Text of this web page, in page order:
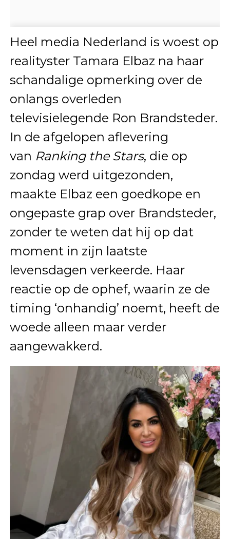
Heel media Nederland is woest op
realityster Tamara Elbaz na haar
schandalige opmerking over de
onlangs overleden
televisielegende Ron Brandsteder.
In de afgelopen aflevering
van Ranking the Stars, die op
zondag werd uitgezonden,
maakte Elbaz een goedkope en
ongepaste grap over Brandsteder,
zonder te weten dat hij op dat
moment in zijn laatste
levensdagen verkeerde. Haar
reactie op de ophef, waarin ze de
timing ‘onhandig’ noemt, heeft de
woede alleen maar verder
aangewakkerd.